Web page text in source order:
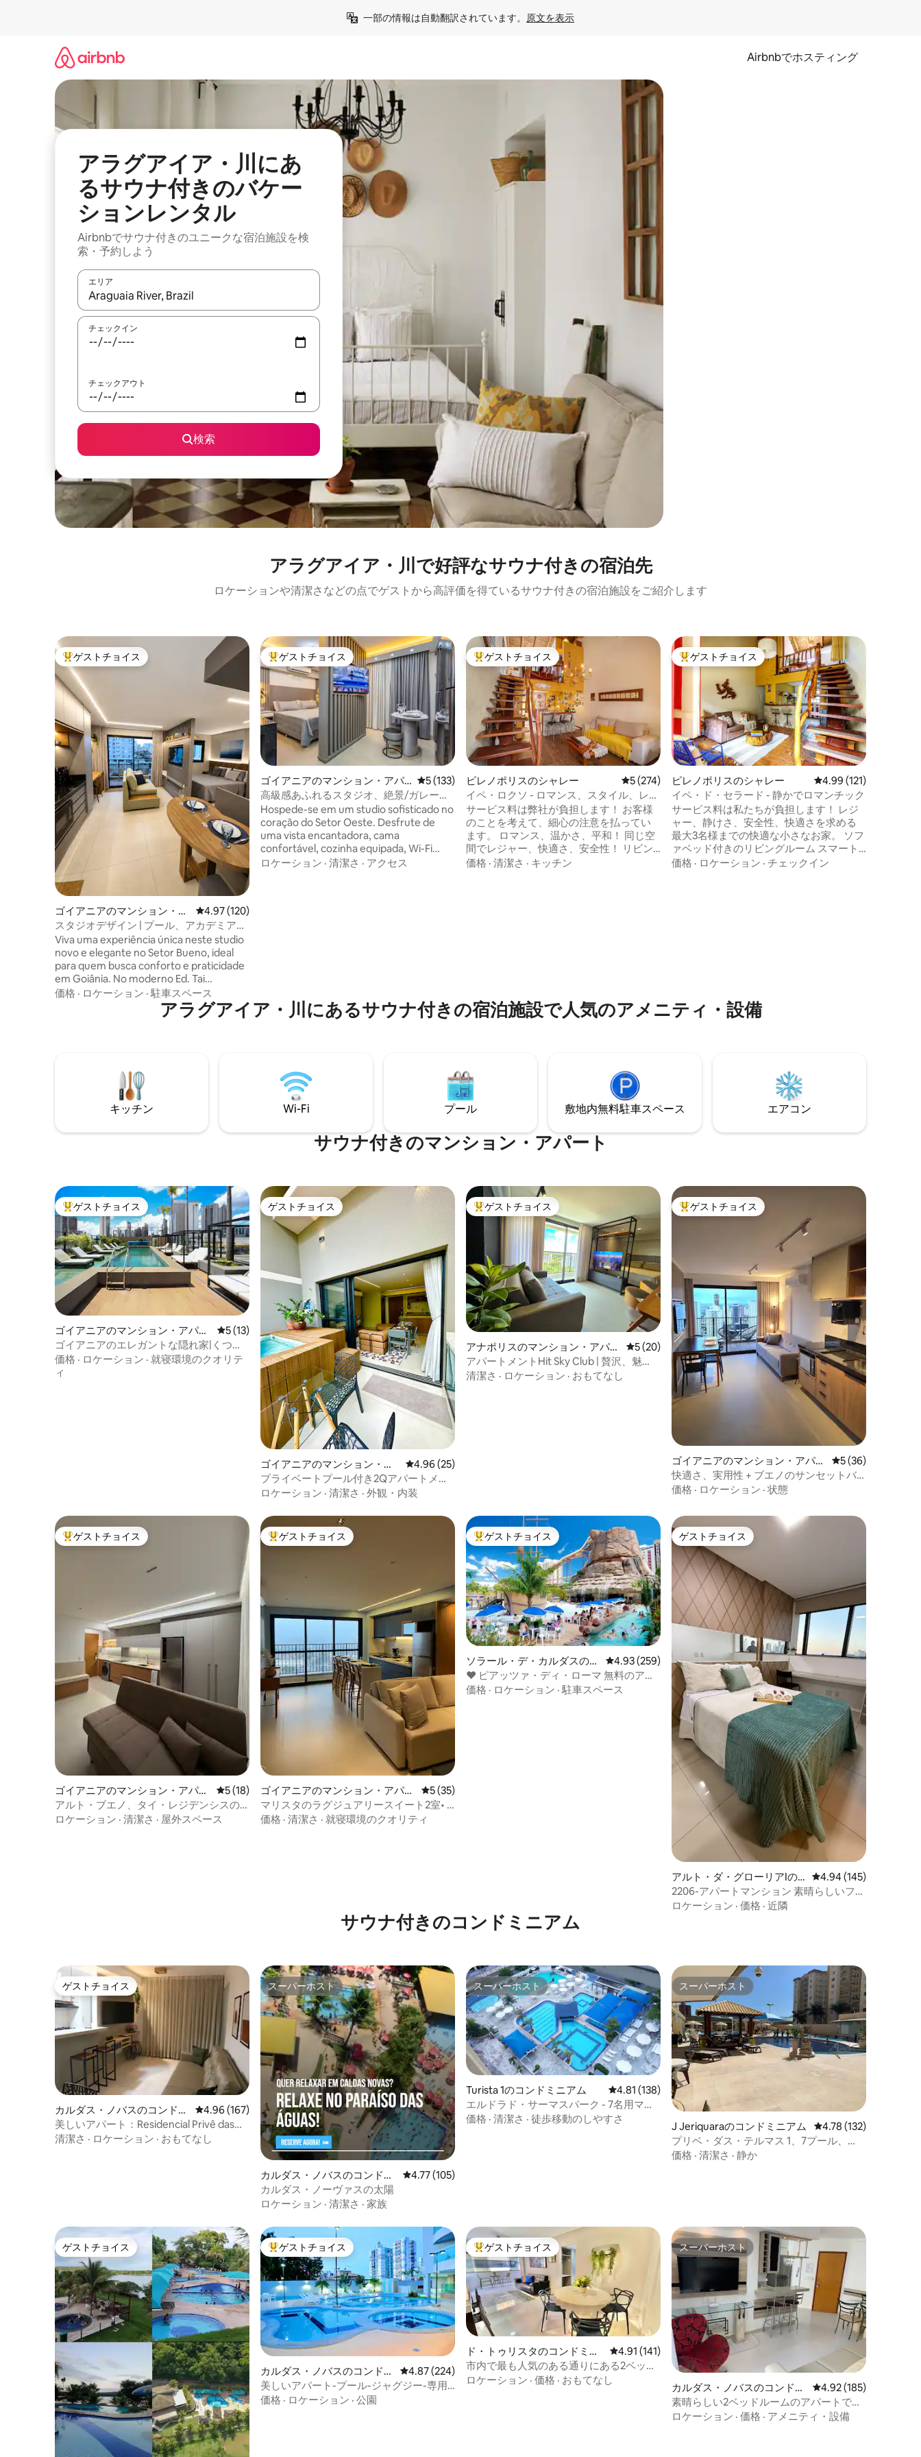
一部の情報は自動翻訳されています。 原文を表示
Airbnbでホスティング
アラグアイア・川にあ
るサウナ付きのバケー
ションレンタル
Airbnbでサウナ付きのユニークな宿泊施設を検
索・予約しよう
エリア
検索結果が表示されたら、上下の矢印キーを使って移動するか、画面をタッチまたはスワイプして検索結果を確認することができます。
チェックイン
チェックアウト
検索
アラグアイア・川で好評なサウナ付きの宿泊先
ロケーションや清潔さなどの点でゲストから高評価を得ているサウナ付きの宿泊施設をご紹介します
大好評のゲストチョイスです。
ゲストチョイス
ゴイアニアのマンション・ア
パート
レビュー120件、5つ星中4.97つ星の平均評価
4.97 (120)
スタジオデザイン | プール、アカデミア、
コワーキング！
Viva uma experiência única neste studio
novo e elegante no Setor Bueno, ideal
para quem busca conforto e praticidade
em Goiânia. No moderno Ed. Tai
Residências, você conta com portaria
24h, vaga privativa e acesso por
reconhecimento facial. No 24º andar,
condicionado, Smart TV 50", sofá cama
queen e varanda. Perto do Parque Vaca
Brava e ótimos cafés e restaurantes.
Estilo em cada detalhe!.
価格 · ロケーション ·駐車スペース
大好評のゲストチョイスです。
ゲストチョイス
ゴイアニアのマンション・アパ
ート
レビュー133件、5つ星中5つ星の平均評価
5 (133)
高級感あふれるスタジオ、絶景/ガレー
ジ。
Hospede-se em um studio sofisticado no
coração do Setor Oeste. Desfrute de
uma vista encantadora, cama
confortável, cozinha equipada, Wi-Fi
rápido e estrutura completa de lazer
ロケーション · 清潔さ · アクセス
大好評のゲストチョイスです。
ゲストチョイス
ピレノポリスのシャレー レビュー274件、5つ星中5つ星の平均評価
5 (274)
イペ・ロクソ - ロマンス、スタイル、レジ
ャー、静けさ
サービス料は弊社が負担します！ お客様
のことを考えて、細心の注意を払ってい
ます。 ロマンス、温かさ、平和！ 同じ空
間でレジャー、快適さ、安全性！ リビン
グルーム テレビ、専用の信頼性の高いWi-
価格 · 清潔さ · キッチン
大好評のゲストチョイスです。
ゲストチョイス
ピレノポリスのシャレー レビュー121件、5つ
4.99 (121)
イペ・ド・セラード - 静かでロマンチック
サービス料は私たちが負担します！ レジ
ャー、静けさ、安全性、快適さを求める
最大3名様までの快適な小さなお家。 ソフ
ァベッド付きのリビングルーム スマート
テレビ、専用Wi-Fi 300Mb 設備の整ったキ
価格 · ロケーション · チェックイン
アラグアイア・川にあるサウナ付きの宿泊施設で人気のアメニティ・設備
キッチン Wi-Fi プール 敷地内無料駐⁠車ス⁠ペ⁠ー⁠ス エアコン
サウナ付きのマンション・アパート
大好評のゲストチョイスです。
ゲストチョイス
ゴイアニアのマンション・アパー
ト
レビュー13件、5つ星中5つ星の平均評価
5 (13)
ゴイアニアのエレガントな隠れ家|くつろ
ぎの空間
価格 · ロケーション · 就寝環境のクオリテ
ィ
ゲストチョイス
ゲストチョイス
ゴイアニアのマンション・ア
パート
レビュー25件、5つ星中4.96つ星の平均評価
4.96 (25)
プライベートプール付き2Qアパートメン
ト - サンマリスタ大通り136
ロケーション · 清潔さ · 外観・内装
大好評のゲストチョイスです。
ゲストチョイス
アナポリスのマンション・アパー
ト
レビュー20件、5つ星中5つ星の平均評価
5 (20)
アパートメントHit Sky Club | 贅沢、魅
力、快適さ
清潔さ · ロケーション · おもてなし
大好評のゲストチョイスです。
ゲストチョイス
ゴイアニアのマンション・アパー
ト
レビュー36件、5
5 (36)
快適さ、実用性 + ブエノのサンセットバ
ルコニー
価格 · ロケーション · 状態
大好評のゲストチョイスです。
ゲストチョイス
ゴイアニアのマンション・アパー
ト
レビュー18件、5つ星中5つ星の平均評価
5 (18)
アルト・ブエノ、タイ・レジデンシスの
モダンなアパートメント
ロケーション · 清潔さ · 屋外スペース
大好評のゲストチョイスです。
ゲストチョイス
ゴイアニアのマンション・アパー
ト
レビュー35件、5つ星中5つ星の平均評価
5 (35)
マリスタのラグジュアリースイート2室• 6
名様• 新築
価格 · 清潔さ · 就寝環境のクオリティ
大好評のゲストチョイスです。
ゲストチョイス
ソラール・デ・カルダスのマ
ンション・アパート
レビュー259件、5つ星中4.93つ星の平均評価
4.93 (259)
♥ ピアッツァ・ディ・ローマ 無料のアク
アパーク/スプラッシュ/スライド
価格 · ロケーション ·駐車スペース
ゲストチョイス
ゲストチョイス
アルト・ダ・グローリアIの
マンション・アパート
レビュー145件、5つ
4.94 (145)
2206-アパートマンション 素晴らしいフラ
ンボヤンショッピングの目の前
ロケーション · 価格 · 近隣
サウナ付きのコンドミニアム
ゲストチョイス
ゲストチョイス
カルダス・ノバスのコンドミ
ニアム
レビュー167件、5つ星中4.96つ星の平均評価
4.96 (167)
美しいアパート：Residencial Privê das
Thermas 2
清潔さ · ロケーション · おもてなし
スーパーホスト
スーパーホスト
カルダス・ノバスのコンドミ
ニアム
レビュー105件、5つ星中4.77つ星の平均評価
4.77 (105)
カルダス・ノーヴァスの太陽
ロケーション · 清潔さ · 家族
スーパーホスト
スーパーホスト
Turista 1のコンドミニアム レビュー138件、5つ星中4.81つ星の平均評価
4.81 (138)
エルドラド・サーマスパーク - 7名用マン
ション - 8つのプール
価格 · 清潔さ · 徒歩移動のしやすさ
スーパーホスト
スーパーホスト
J Jeriquaraのコンドミニアム レビュー132件、5つ
4.78 (132)
プリベ・ダス・テルマス 1、7プール、
2Q、ガレージ、7°
価格 · 清潔さ · 静か
ゲストチョイス
ゲストチョイス 大好評のゲストチョイスです。
ゲストチョイス
カルダス・ノバスのコンドミ
ニアム
レビュー224件、5つ星中4.87つ星の平均評価
4.87 (224)
美しいアパート-プール-ジャグジー-専用
バーベキューエリア
価格 · ロケーション · 公園
大好評のゲストチョイスです。
ゲストチョイス
ド・トゥリスタのコンドミニ
アム
レビュー141件、5つ星中4.91つ星の平均評価
4.91 (141)
市内で最も人気のある通りにある2ベッド
ルームのアパート
ロケーション · 価格 · おもてなし
スーパーホスト
スーパーホスト
カルダス・ノバスのコンドミ
ニアム
レビュー185件、5つ
4.92 (185)
素晴らしい2ベッドルームのアパートで
す！ 7つのプール！
ロケーション · 価格 · アメニティ・設備